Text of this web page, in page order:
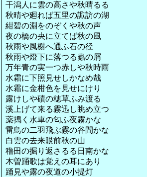
干潟人に雲の高さや秋晴るる
秋晴や廻れば五里の諏訪の湖
紺碧の淵をのぞくや秋の声
夜の橋の央に立てば秋の風
秋雨や風榭へ通ふ石の径
秋雨や燈下に落つる蟲の屑
万年青の実一つ赤しや秋時雨
水霜に下照見せしかなめ哉
水霜に金柑色を見せにけり
露けしや磧の穂草ふみ渡る
溪上げて来る霧迅し眺め立つ
薬搗く水車の匂ふ夜霧かな
雷鳥の二羽飛ぶ霧の谷間かな
白雲の去来眼前秋の山
穭田の掘り返さるる日南かな
木曽踊歌は覚えの耳にあり
踊見や露の夜道の小提灯